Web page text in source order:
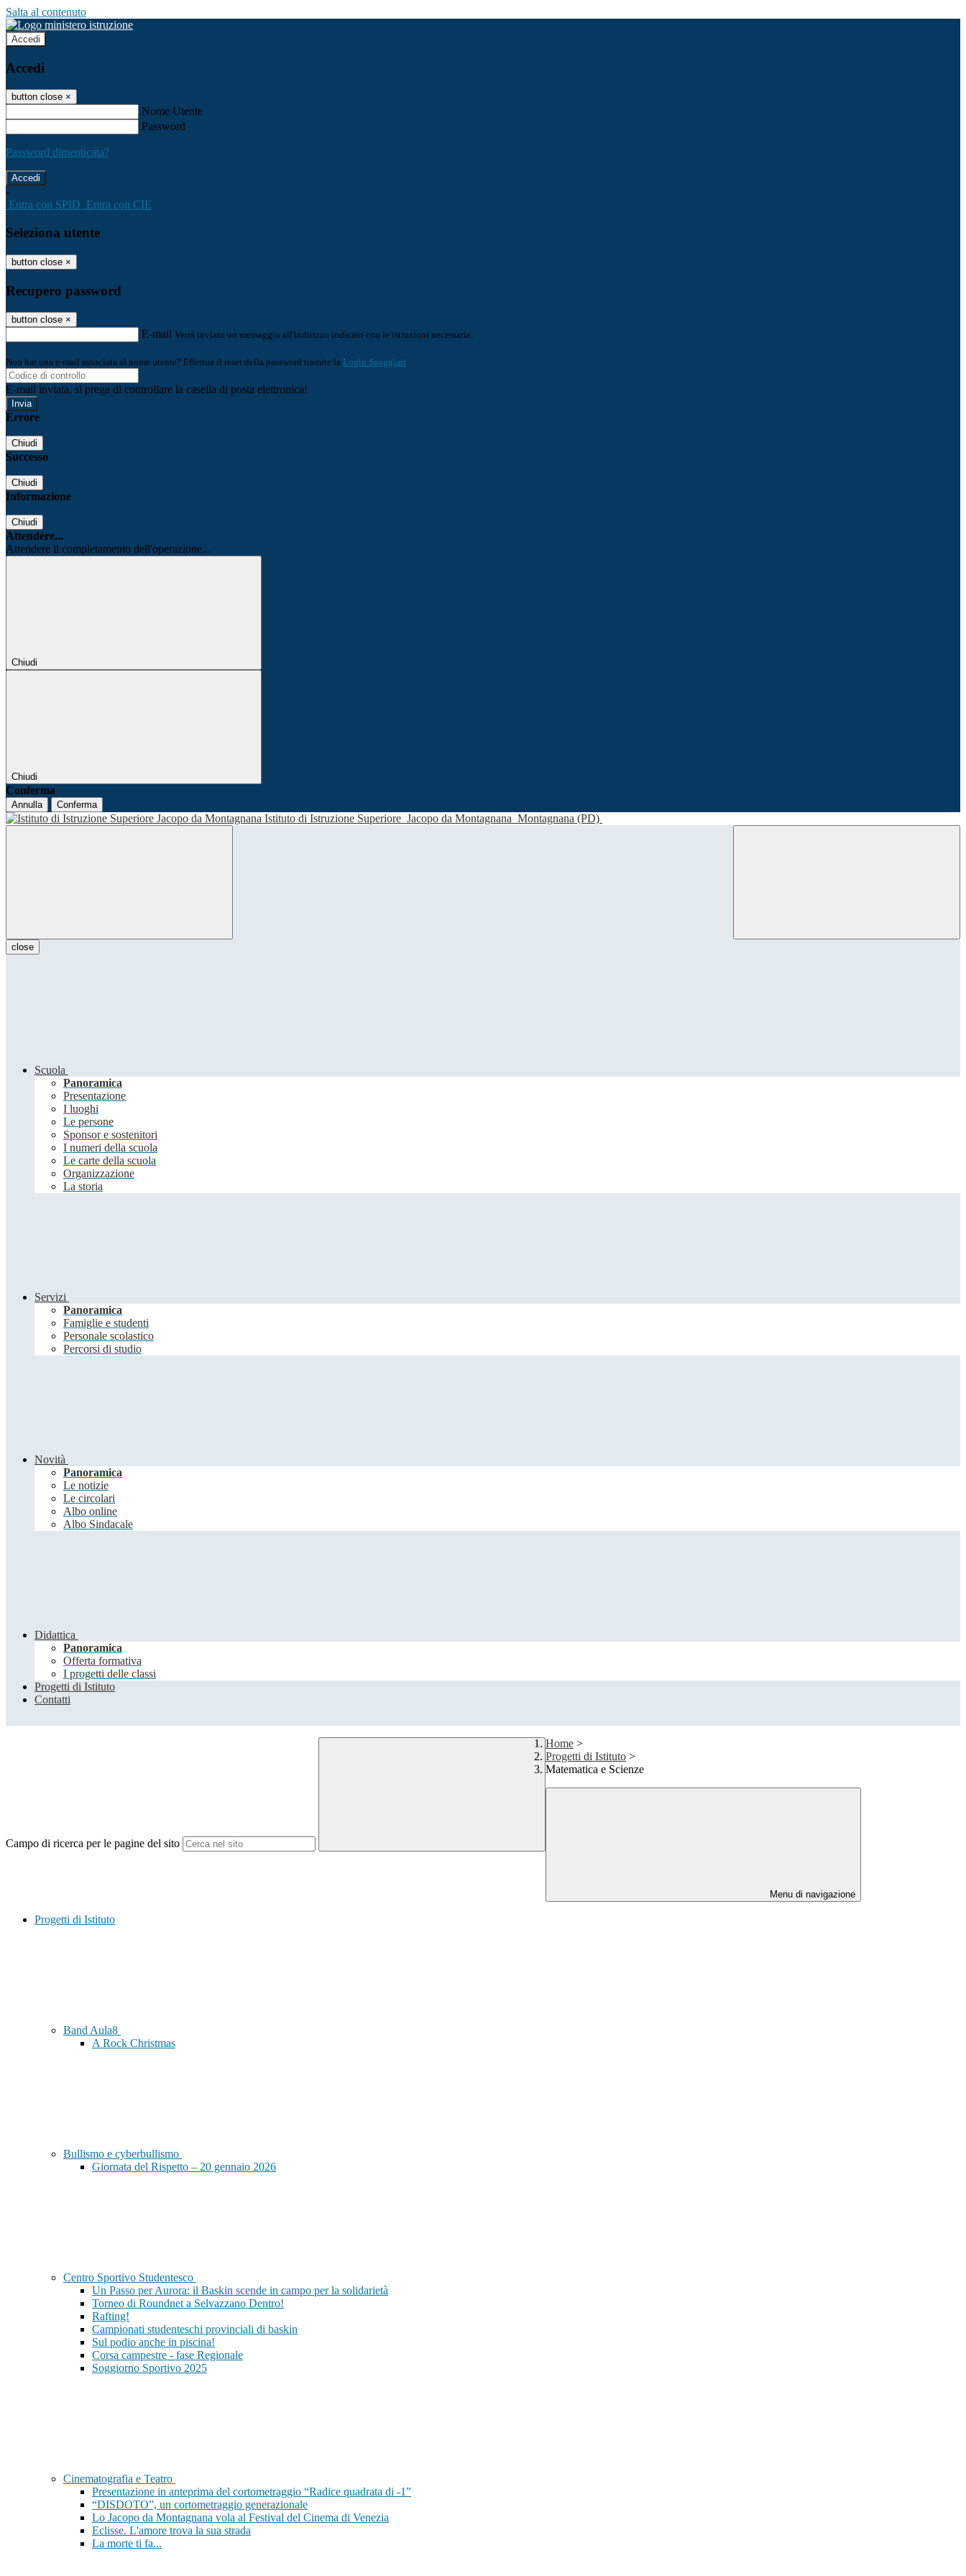
Salta al contenuto
Accedi
Accedi
button close ×
Nome Utente
Password
Password dimenticata?
-
Entra con SPID Entra con CIE
Seleziona utente
button close ×
Recupero password
button close ×
E-mail Verrà inviato un messaggio all'indirizzo indicato con le istruzioni necessarie.
Non hai una e-mail associata al nome utente? Effettua il reset della password tramite la Login Spaggiari
E-mail inviata, si prega di controllare la casella di posta elettronica!
Errore
Chiudi
Successo
Chiudi
Informazione
Chiudi
Attendere...
Attendere il completamento dell'operazione...
Chiudi
Chiudi
Conferma
Annulla Conferma
Istituto di Istruzione Superiore Jacopo da Montagnana Montagnana (PD)
close
Scuola
Panoramica
Presentazione
I luoghi
Le persone
Sponsor e sostenitori
I numeri della scuola
Le carte della scuola
Organizzazione
La storia
Servizi
Panoramica
Famiglie e studenti
Personale scolastico
Percorsi di studio
Novità
Panoramica
Le notizie
Le circolari
Albo online
Albo Sindacale
Didattica
Panoramica
Offerta formativa
I progetti delle classi
Progetti di Istituto
Contatti
Campo di ricerca per le pagine del sito
Home >
Progetti di Istituto >
Matematica e Scienze
Menu di navigazione
Progetti di Istituto
Band Aula8
A Rock Christmas
Bullismo e cyberbullismo
Giornata del Rispetto – 20 gennaio 2026
Centro Sportivo Studentesco
Un Passo per Aurora: il Baskin scende in campo per la solidarietà
Torneo di Roundnet a Selvazzano Dentro!
Rafting!
Campionati studenteschi provinciali di baskin
Sul podio anche in piscina!
Corsa campestre - fase Regionale
Soggiorno Sportivo 2025
Cinematografia e Teatro
Presentazione in anteprima del cortometraggio “Radice quadrata di -1”
“DISDOTO”, un cortometraggio generazionale
Lo Jacopo da Montagnana vola al Festival del Cinema di Venezia
Eclisse. L'amore trova la sua strada
La morte ti fa...